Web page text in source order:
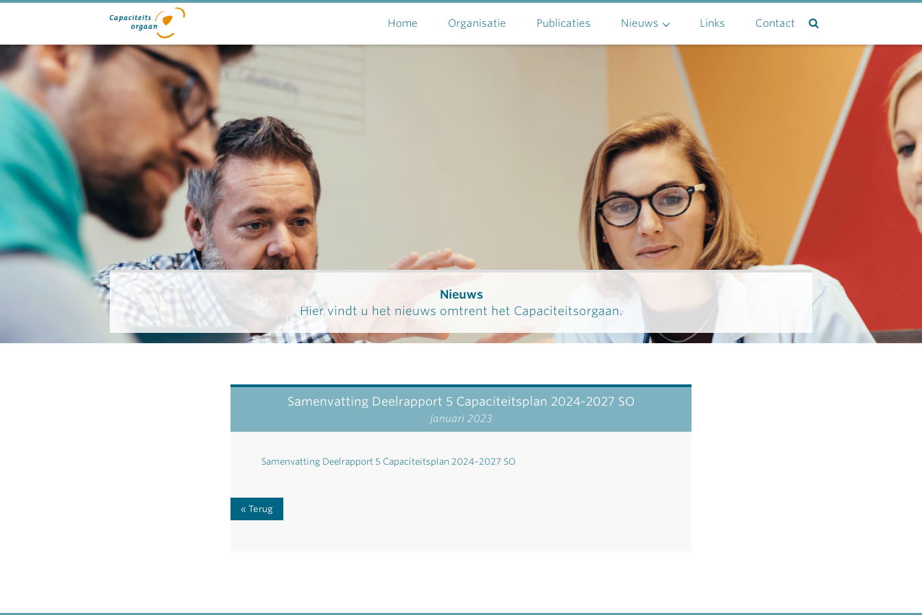
Home Organisatie Publicaties Nieuws Links Contact
Nieuws
Hier vindt u het nieuws omtrent het Capaciteitsorgaan.
Samenvatting Deelrapport 5 Capaciteitsplan 2024-2027 SO
januari 2023
Samenvatting Deelrapport 5 Capaciteitsplan 2024-2027 SO
Terug